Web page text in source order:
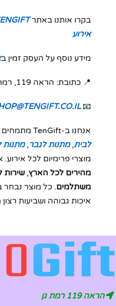
בקרו אותנו באתר
אירוע
מידע נוסף על העסק זמין ב
📍 כתובת: הראה 119, רמת גן
📧
אנחנו ב-TenGift מתמחים ב
לבית,מתנות לגבר,מתנות
מוצרי פרימיום לכל אירוע.
מהירים לכל הארץ, שירות
משתלמים. כל מוצר נבחר
איכות גבוהה ושביעות
הראה 119 רמת גן